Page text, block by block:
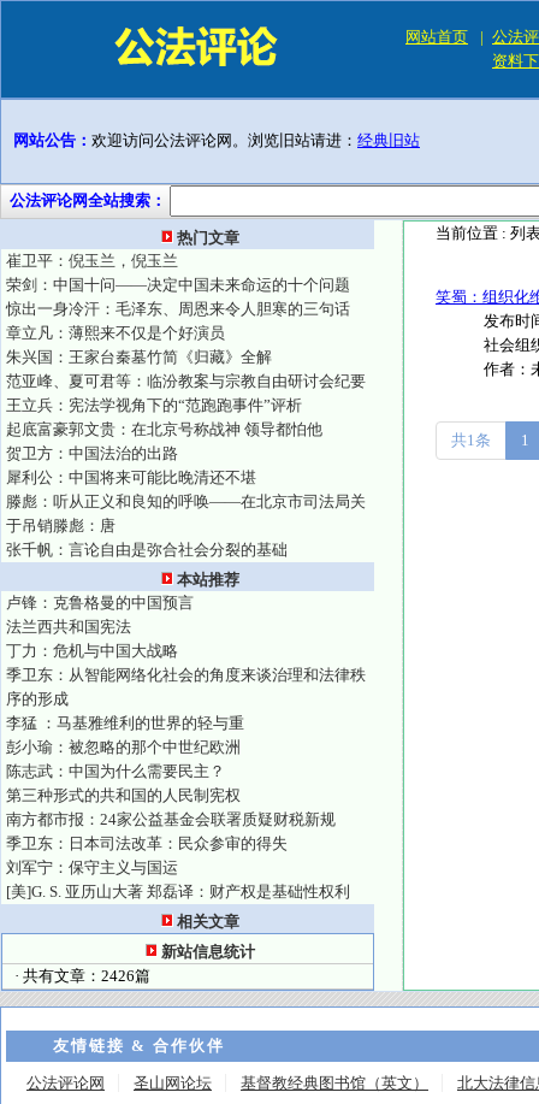
网站首页 | 公法
资料
网站公告： 欢迎访问公法评论网。浏览旧站请进： 经典旧站
公法评论网全站搜索：
热门文章
崔卫平：倪玉兰，倪玉兰
荣剑：中国十问——决定中国未来命运的十个问题
惊出一身冷汗：毛泽东、周恩来令人胆寒的三句话
章立凡：薄熙来不仅是个好演员
朱兴国：王家台秦墓竹简《归藏》全解
范亚峰、夏可君等：临汾教案与宗教自由研讨会纪要
王立兵：宪法学视角下的“范跑跑事件”评析
起底富豪郭文贵：在北京号称战神 领导都怕他
贺卫方：中国法治的出路
犀利公：中国将来可能比晚清还不堪
滕彪：听从正义和良知的呼唤——在北京市司法局关
于吊销滕彪：唐
张千帆：言论自由是弥合社会分裂的基础
本站推荐
卢锋：克鲁格曼的中国预言
法兰西共和国宪法
丁力：危机与中国大战略
季卫东：从智能网络化社会的角度来谈治理和法律秩
序的形成
李猛 ：马基雅维利的世界的轻与重
彭小瑜：被忽略的那个中世纪欧洲
陈志武：中国为什么需要民主？
第三种形式的共和国的人民制宪权
南方都市报：24家公益基金会联署质疑财税新规
季卫东：日本司法改革：民众参审的得失
刘军宁：保守主义与国运
[美]G. S. 亚历山大著 郑磊译：财产权是基础性权利
相关文章
新站信息统计
· 共有文章：2426篇
当前位置 : 列
笑蜀：组织化
发布时
社会组
作者：
共1条 1
友情链接 & 合作伙伴
公法评论网 圣山网论坛 基督教经典图书馆（英文）
北大法律信